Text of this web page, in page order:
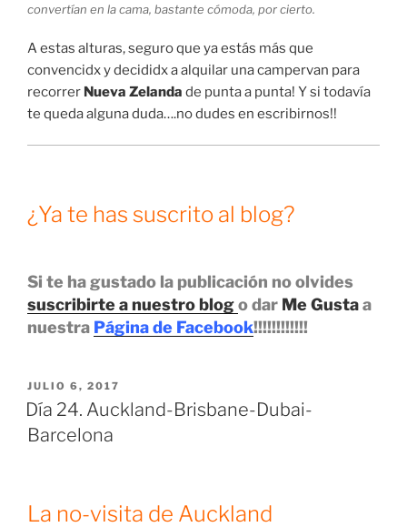
convertían en la cama, bastante cómoda, por cierto.
A estas alturas, seguro que ya estás más que
convencidx y decididx a alquilar una campervan para
recorrer Nueva Zelanda de punta a punta! Y si todavía
te queda alguna duda….no dudes en escribirnos!!
¿Ya te has suscrito al blog?
Si te ha gustado la publicación no olvides
suscribirte a nuestro blogo dar Me Gustaa
nuestra Página de Facebook!!!!!!!!!!!!
PUBLICADO
EL
JULIO 6, 2017
Día 24. Auckland-Brisbane-Dubai-
Barcelona
La no-visita de Auckland